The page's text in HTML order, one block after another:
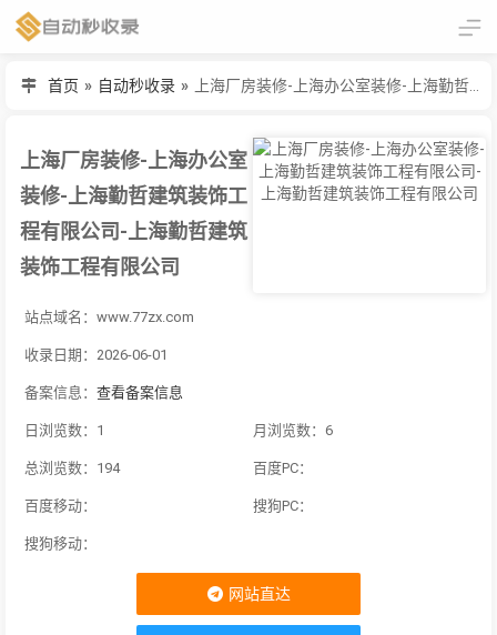
首页 » 自动秒收录 »
上海厂房装修-上海办公室
装修-上海勤哲建筑装饰工
程有限公司-上海勤哲建筑
装饰工程有限公司
站点域名：www.77zx.com
收录日期：2026-06-01
备案信息： 查看备案信息
日浏览数：1 月浏览数：6
总浏览数：194 百度PC：
百度移动： 搜狗PC：
搜狗移动：
网站直达